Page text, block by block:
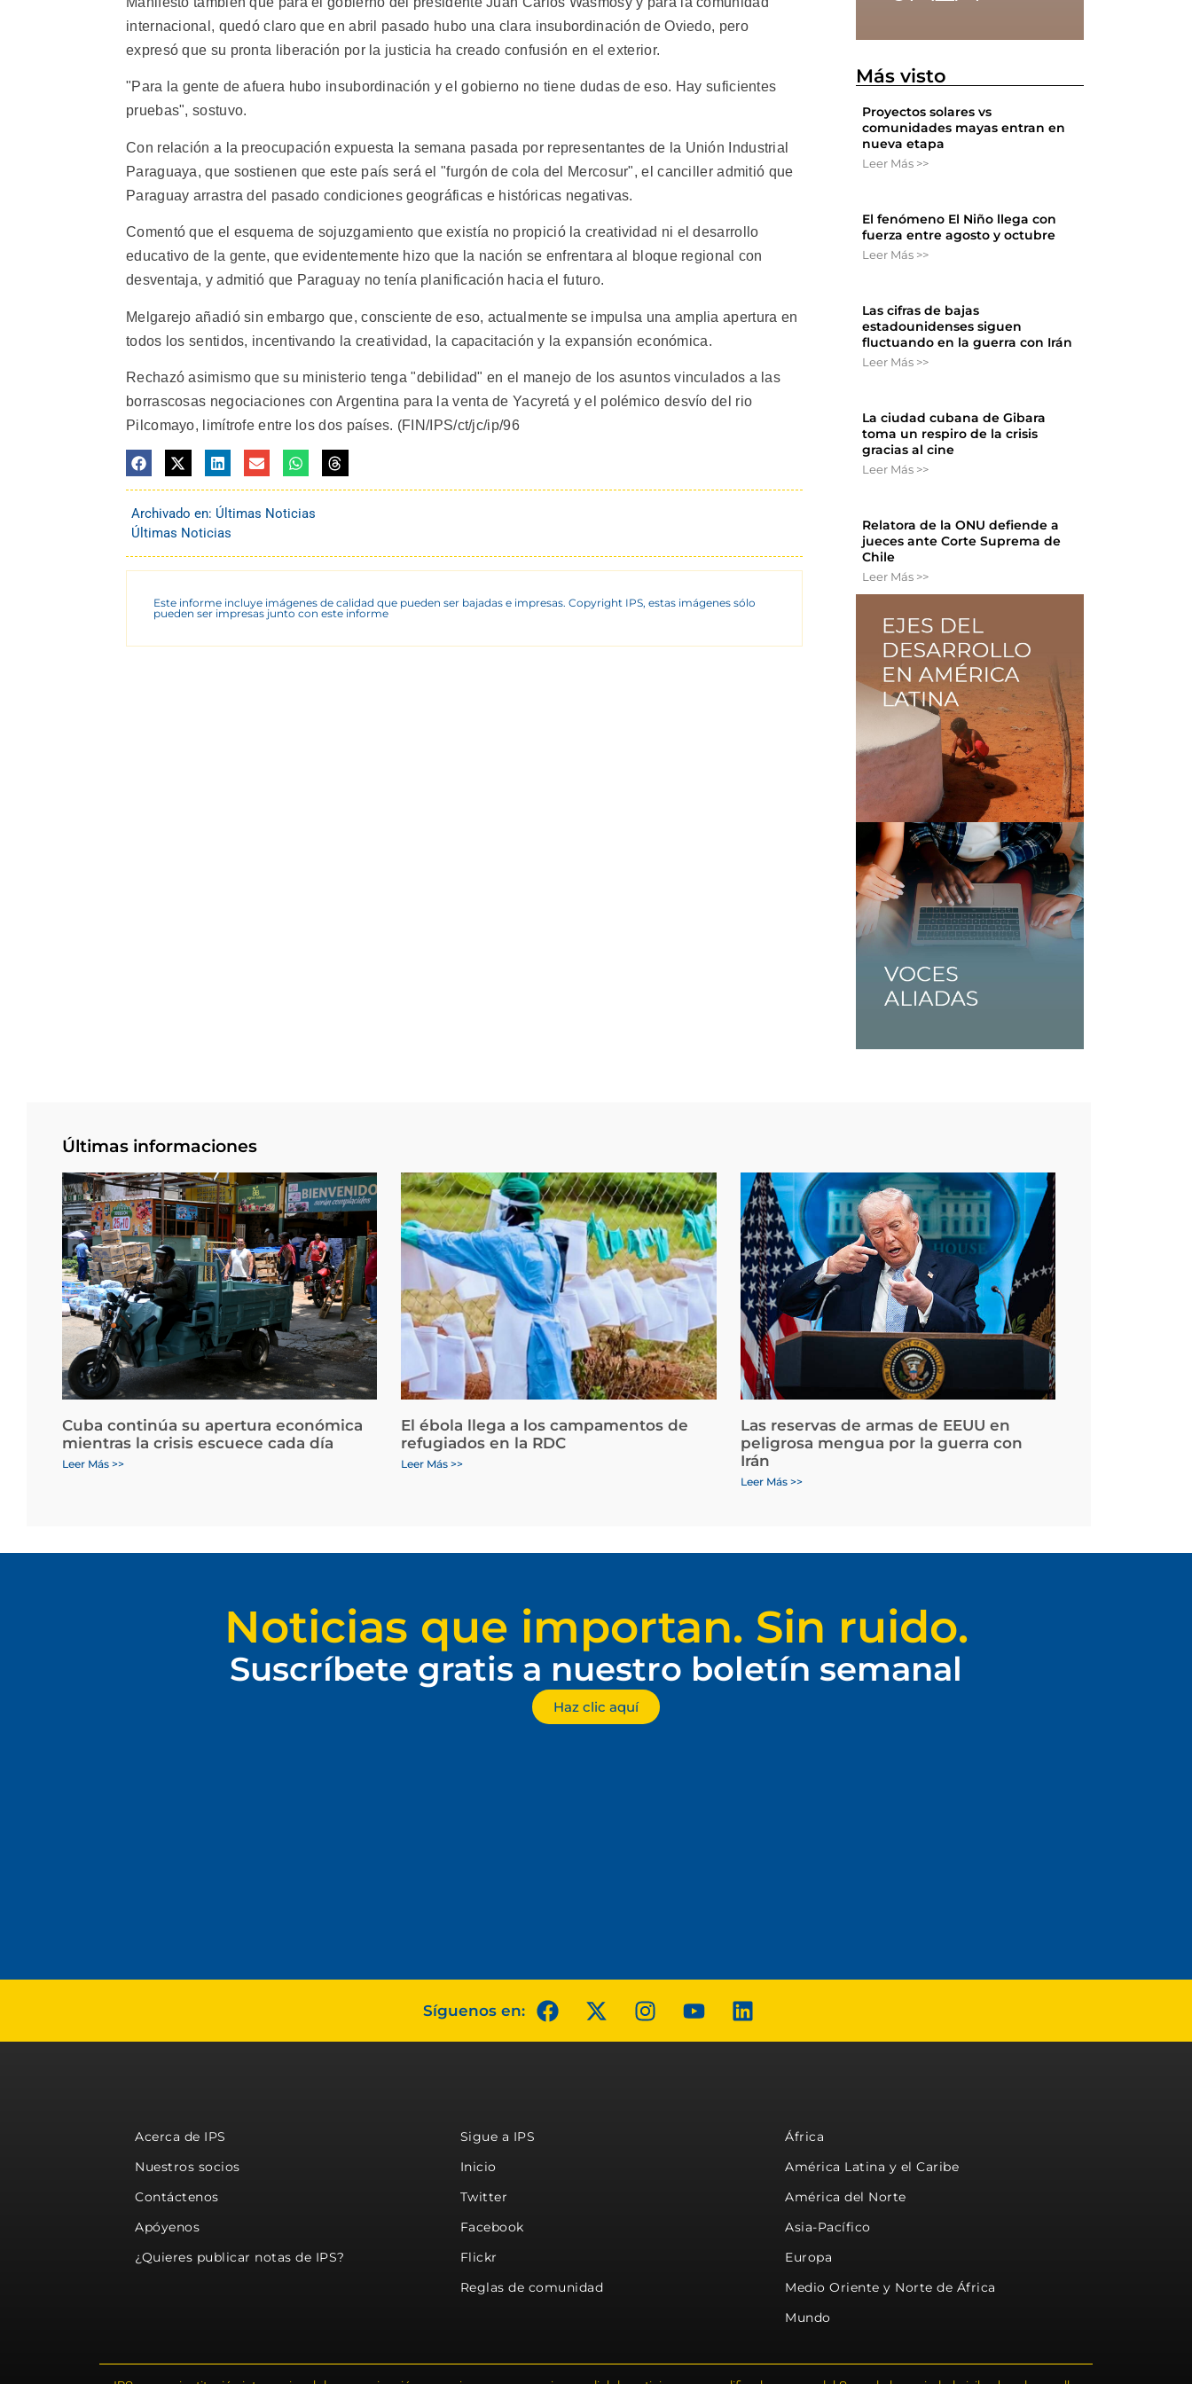
internacional, quedó claro que en abril pasado hubo una clara insubordinación de Oviedo, pero
expresó que su pronta liberación por la justicia ha creado confusión en el exterior.
"Para la gente de afuera hubo insubordinación y el gobierno no tiene dudas de eso. Hay suficientes
pruebas", sostuvo.
Con relación a la preocupación expuesta la semana pasada por representantes de la Unión Industrial
Paraguaya, que sostienen que este país será el "furgón de cola del Mercosur", el canciller admitió que
Paraguay arrastra del pasado condiciones geográficas e históricas negativas.
Comentó que el esquema de sojuzgamiento que existía no propició la creatividad ni el desarrollo
educativo de la gente, que evidentemente hizo que la nación se enfrentara al bloque regional con
desventaja, y admitió que Paraguay no tenía planificación hacia el futuro.
Melgarejo añadió sin embargo que, consciente de eso, actualmente se impulsa una amplia apertura en
todos los sentidos, incentivando la creatividad, la capacitación y la expansión económica.
Rechazó asimismo que su ministerio tenga "debilidad" en el manejo de los asuntos vinculados a las
borrascosas negociaciones con Argentina para la venta de Yacyretá y el polémico desvío del rio
Pilcomayo, limítrofe entre los dos países. (FIN/IPS/ct/jc/ip/96
Archivado en: Últimas Noticias
Últimas Noticias
Este informe incluye imágenes de calidad que pueden ser bajadas e impresas. Copyright IPS, estas imágenes sólo
pueden ser impresas junto con este informe
Más visto
Proyectos solares vs
comunidades mayas entran en
nueva etapa
Leer Más >>
El fenómeno El Niño llega con
fuerza entre agosto y octubre
Leer Más >>
Las cifras de bajas
estadounidenses siguen
fluctuando en la guerra con Irán
Leer Más >>
La ciudad cubana de Gibara
toma un respiro de la crisis
gracias al cine
Leer Más >>
Relatora de la ONU defiende a
jueces ante Corte Suprema de
Chile
Leer Más >>
Últimas informaciones
Cuba continúa su apertura económica
mientras la crisis escuece cada día
Leer Más >>
El ébola llega a los campamentos de
refugiados en la RDC
Leer Más >>
Las reservas de armas de EEUU en
peligrosa mengua por la guerra con
Irán
Leer Más >>
Noticias que importan. Sin ruido.
Suscríbete gratis a nuestro boletín semanal
Haz clic aquí
Síguenos en:
Acerca de IPS
Nuestros socios
Contáctenos
Apóyenos
¿Quieres publicar notas de IPS?
Sigue a IPS
Inicio
Twitter
Facebook
Flickr
Reglas de comunidad
África
América Latina y el Caribe
América del Norte
Asia-Pacífico
Europa
Medio Oriente y Norte de África
Mundo